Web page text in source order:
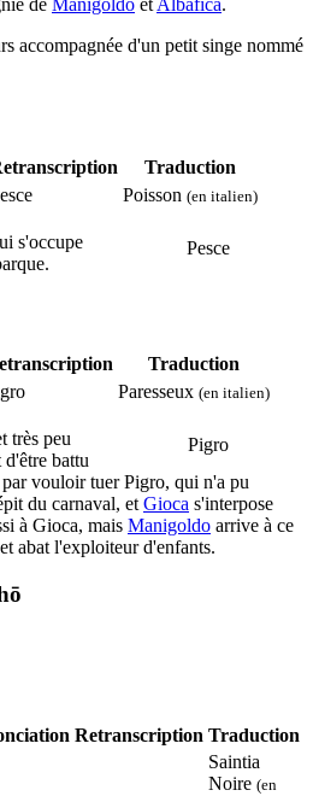
de Manigoldo et Albafica.
accompagnée d'un petit singe nommé
Traduction
Poisson (en italien)
Pesce
s'occupe
Traduction
Paresseux (en italien)
Pigro
très peu
battu
vouloir tuer Pigro, qui n'a pu
du carnaval, et Gioca s'interpose
à Gioca, mais Manigoldo arrive à ce
abat l'exploiteur d'enfants.
Retranscription Traduction
Saintia
Noire (en